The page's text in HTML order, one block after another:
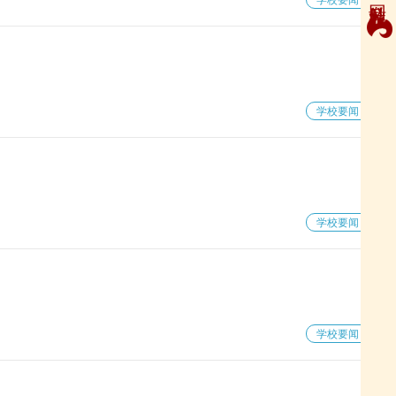
学校要闻
学校要闻
学校要闻